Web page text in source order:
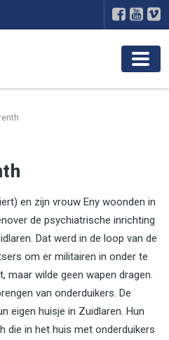
en zijn vrouw Eny woonden in
de psychiatrische inrichting
Dat werd in de loop van de
om er militairen in onder te
maar wilde geen wapen dragen.
van onderduikers. De
eigen huisje in Zuidlaren. Hun
die in het huis met onderduikers